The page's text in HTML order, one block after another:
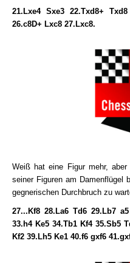
21.Lxe4 Sxe3 22.Txd8+
26.c8D+ Lxc8 27.Lxc8.
Weiß hat eine Figur mehr,
seiner Figuren am Damenflügel
gegnerischen Durchbruch zu
27...Kf8 28.La6 Td6 29.Lb7
33.h4 Ke5 34.Tb1 Kf4 35.Sb5
Kf2 39.Lh5 Ke1 40.f6 gxf6